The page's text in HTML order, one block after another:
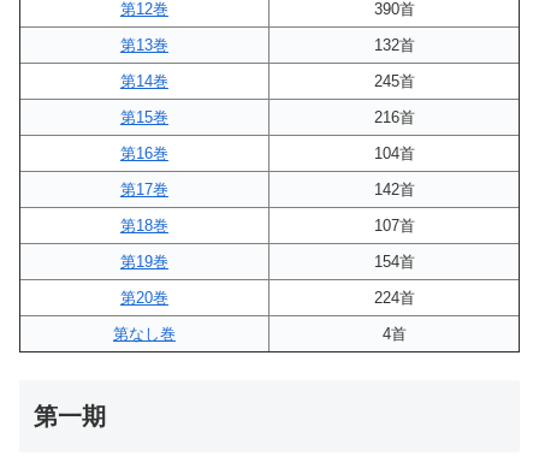
第12巻
390首
第13巻
132首
第14巻
245首
第15巻
216首
第16巻
104首
第17巻
142首
第18巻
107首
第19巻
154首
第20巻
224首
第なし巻
4首
第一期